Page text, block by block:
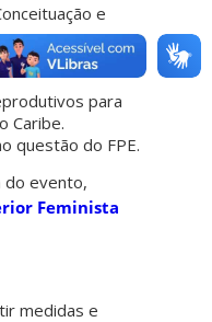
e
a justiça
para
Caribe.
questão do FPE.
do evento,
Feminista
medidas e